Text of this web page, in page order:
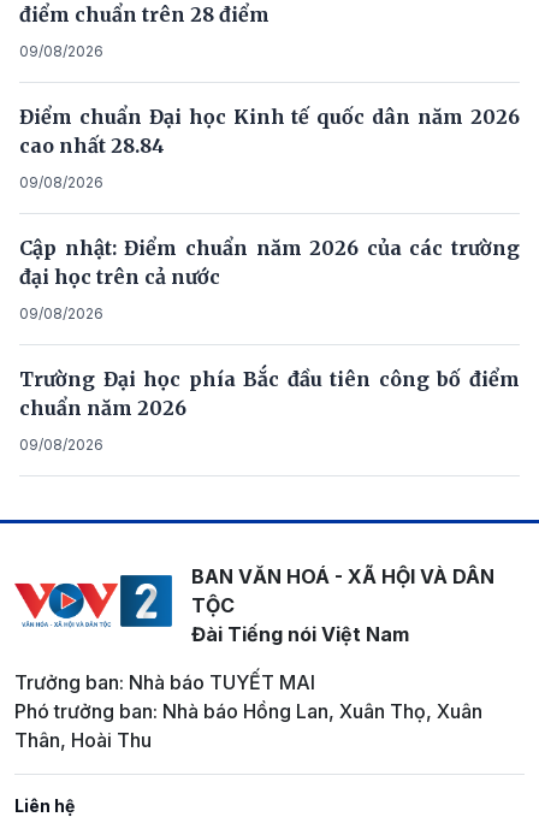
điểm chuẩn trên 28 điểm
09/08/2026
Điểm chuẩn Đại học Kinh tế quốc dân năm 2026
cao nhất 28.84
09/08/2026
Cập nhật: Điểm chuẩn năm 2026 của các trường
đại học trên cả nước
09/08/2026
Trường Đại học phía Bắc đầu tiên công bố điểm
chuẩn năm 2026
09/08/2026
BAN VĂN HOÁ - XÃ HỘI VÀ DÂN
TỘC
Đài Tiếng nói Việt Nam
Trưởng ban: Nhà báo TUYẾT MAI
Phó trưởng ban: Nhà báo Hồng Lan, Xuân Thọ, Xuân
Thân, Hoài Thu
Liên hệ